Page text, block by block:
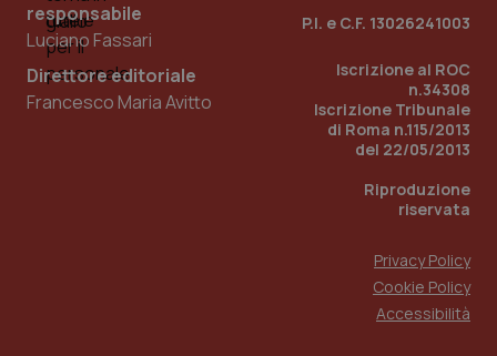
responsabile
Luciano Fassari
Direttore editoriale
Francesco Maria Avitto
P.I. e C.F. 13026241003
Iscrizione al ROC
n.34308
Iscrizione Tribunale
di Roma n.115/2013
del 22/05/2013
Riproduzione
riservata
Privacy Policy
Cookie Policy
Accessibilità
.quotidianosanita.it
1
mese